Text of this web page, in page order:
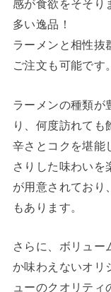
感が食欲をそそり
多い逸品！
ラーメンと相性抜
ご注文も可能です。
ラーメンの種類が
り、何度訪れても
辛さとコクを堪能
さりした味わいを
が用意されており
もあります。
さらに、ボリュー
か味わえないオリ
ューのクオリティ